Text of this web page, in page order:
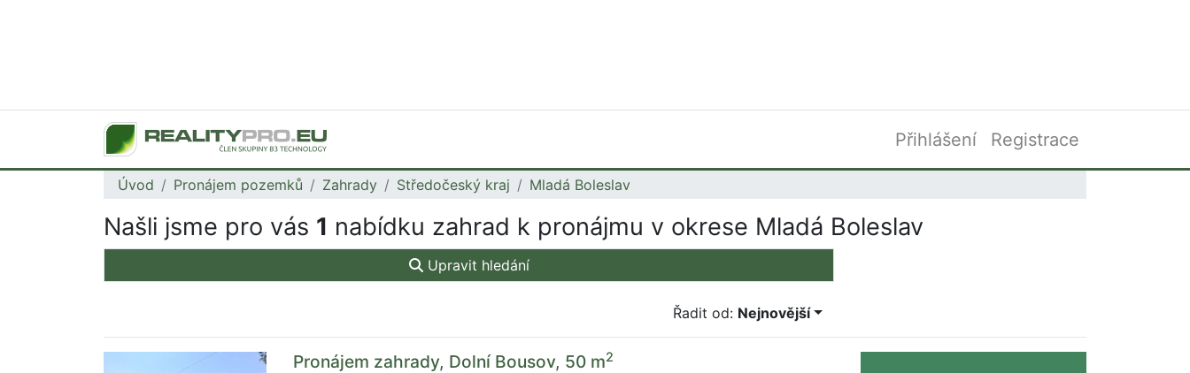
Přihlášení Registrace
Úvod Pronájem pozemků Zahrady Středočeský kraj Mladá Boleslav
Našli jsme pro vás 1 nabídku zahrad k pronájmu v okrese Mladá Boleslav
Upravit hledání
Řadit od: Nejnovější
Pronájem zahrady, Dolní Bousov, 50 m2